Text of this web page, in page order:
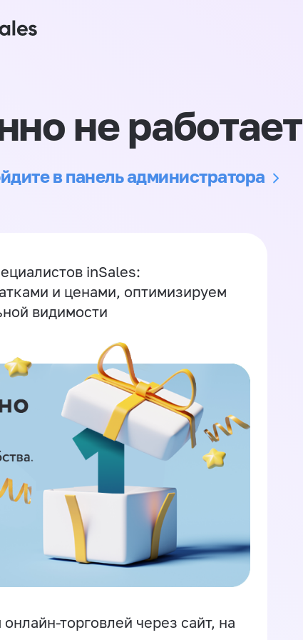
не работает
в панель администратора
inSales:
и ценами, оптимизируем
видимости
торговлей через сайт, на